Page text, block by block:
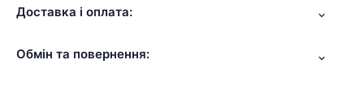
Доставка і оплата:
Обмін та повернення: